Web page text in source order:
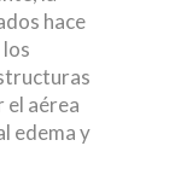
hace
el aérea
edema y